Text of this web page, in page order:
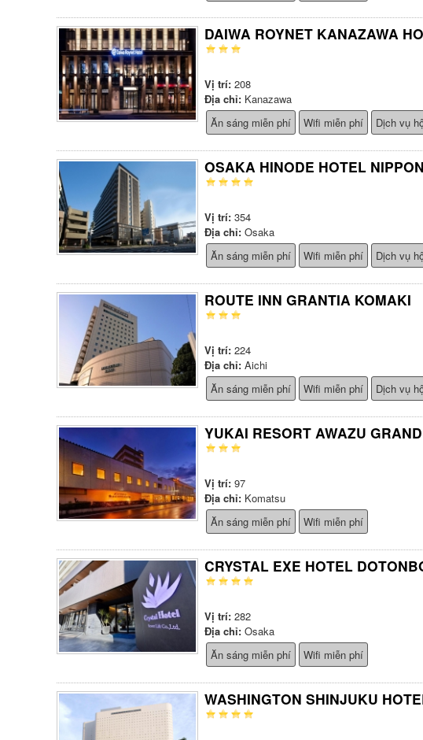
DAIWA ROYNET KANAZAWA
Vị trí: 208
Địa chỉ: Kanazawa
Ăn sáng miễn phí
Wifi miễn phí Dịch vụ
OSAKA HINODE HOTEL
Vị trí: 354
Địa chỉ: Osaka
Ăn sáng miễn phí
Wifi miễn phí Dịch vụ
ROUTE INN GRANTIA KOMAKI
Vị trí: 224
Địa chỉ: Aichi
Ăn sáng miễn phí
Wifi miễn phí Dịch vụ
YUKAI RESORT AWAZU
Vị trí: 97
Địa chỉ: Komatsu
Ăn sáng miễn phí
Wifi miễn phí
CRYSTAL EXE HOTEL
Vị trí: 282
Địa chỉ: Osaka
Ăn sáng miễn phí
Wifi miễn phí
WASHINGTON SHINJUKU